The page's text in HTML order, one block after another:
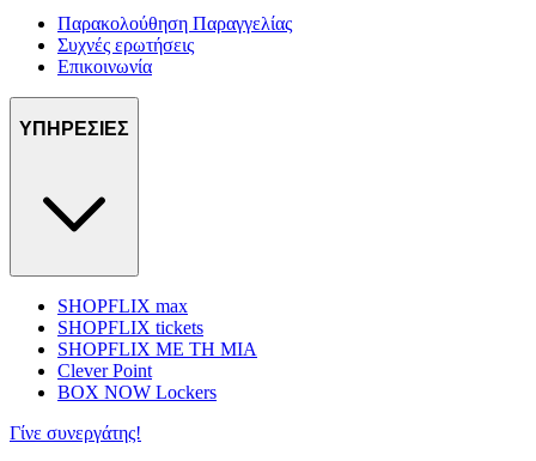
Παρακολούθηση Παραγγελίας
Συχνές ερωτήσεις
Επικοινωνία
ΥΠΗΡΕΣΙΕΣ
SHOPFLIX max
SHOPFLIX tickets
SHOPFLIX ΜΕ ΤΗ ΜΙΑ
Clever Point
BOX NOW Lockers
Γίνε συνεργάτης!